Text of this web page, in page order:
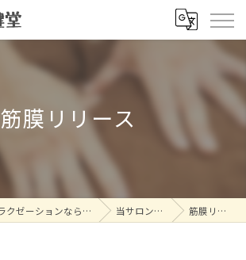
筋膜リリース
香川県高松のリラクゼーションならたにもと助健堂 当サロンの特徴 筋膜リリース